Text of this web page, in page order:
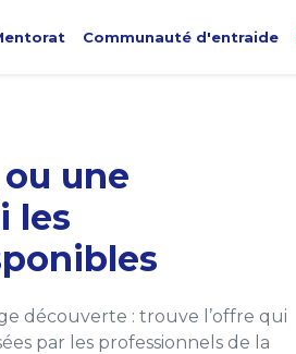
Communauté d'entraide
ou une
les
découverte : trouve l’offre qui
par les professionnels de la